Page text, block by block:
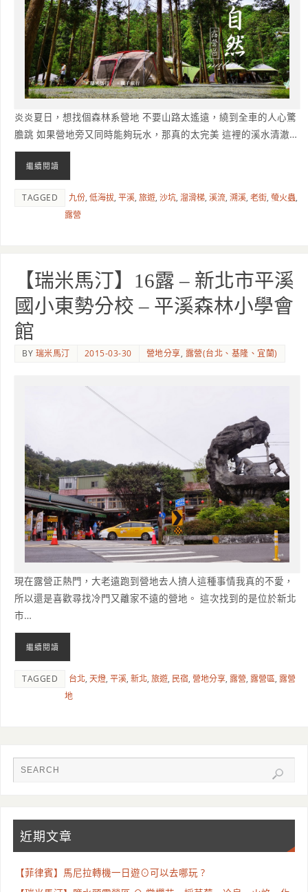
炎炎夏日，想找個森林系營地 不要山路太遙遠，繞到全車的人心驚
膽跳 如果營地旁又同時能夠玩水，那真的太完美 這裡的溪水清澈…
繼續閱讀
TAGGED 九份,低海拔,平溪,旅遊,沙坑,溜滑梯,溪流,溯溪,老街,螢火蟲,
露營
【瑞米馬汀】16露 – 新北市平溪
國小東勢分校 – 平溪森林小學會
館
BY 瑞米馬汀 2015-03-30 營地分享, 露營(台北、基隆、宜蘭)
現在露營正熱門，大老遠跑到營地去人擠人這種事情我真的不愛，
所以還是喜歡尋找冷門又離家不遠的營地。 這次找到的是位於新北
市…
繼續閱讀
TAGGED 台北,天燈,平溪,新北,旅遊, 民宿,營地分享, 露營, 露營區, 露營
地
近期文章
【菲律賓】馬尼拉轉機一日遊⊙可以去哪玩 ?